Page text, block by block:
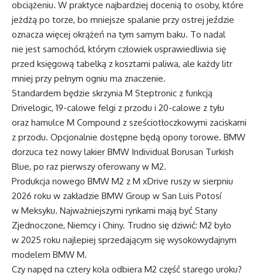
obciążeniu. W praktyce najbardziej docenią to osoby, które
jeżdżą po torze, bo mniejsze spalanie przy ostrej jeździe
oznacza więcej okrążeń na tym samym baku. To nadal
nie jest samochód, którym człowiek usprawiedliwia się
przed księgową tabelką z kosztami paliwa, ale każdy litr
mniej przy pełnym ogniu ma znaczenie.
Standardem będzie skrzynia M Steptronic z funkcją
Drivelogic, 19-calowe felgi z przodu i 20-calowe z tyłu
oraz hamulce M Compound z sześciotłoczkowymi zaciskami
z przodu. Opcjonalnie dostępne będą opony torowe. BMW
dorzuca też nowy lakier BMW Individual Borusan Turkish
Blue, po raz pierwszy oferowany w M2.
Produkcja nowego BMW M2 z M xDrive ruszy w sierpniu
2026 roku w zakładzie BMW Group w San Luis Potosí
w Meksyku. Najważniejszymi rynkami mają być Stany
Zjednoczone, Niemcy i Chiny. Trudno się dziwić: M2 było
w 2025 roku najlepiej sprzedającym się wysokowydajnym
modelem BMW M.
Czy napęd na cztery koła odbiera M2 część starego uroku?